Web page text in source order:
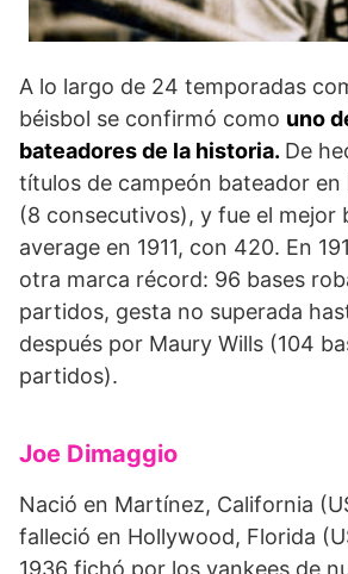
A lo largo de 24 temporadas
béisbol se confirmó como uno
bateadores de la historia. De
títulos de campeón bateador en
(8 consecutivos), y fue el mejor
average en 1911, con 420. En
otra marca récord: 96 bases
partidos, gesta no superada
después por Maury Wills (104
partidos).
Joe Dimaggio
Nació en Martínez, California
falleció en Hollywood, Florida
1936 fichó por los yankees de